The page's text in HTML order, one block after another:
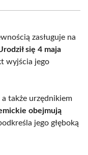
zasługuje na
się 4 maja
wyjścia jego
także urzędnikiem
obejmują
jego głęboką